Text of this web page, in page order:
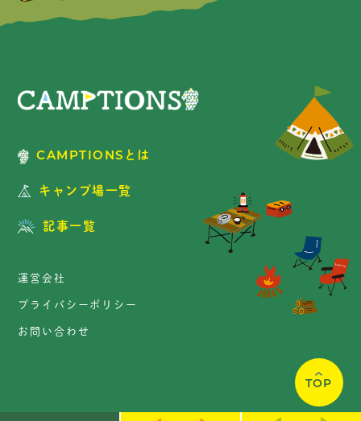
CAMPTIONSとは
キャンプ場一覧
記事一覧
運営会社
プライバシーポリシー
お問い合わせ
TOP